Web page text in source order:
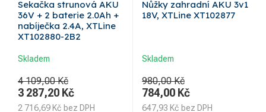
Sekačka strunová AKU
36V + 2 baterie 2.0Ah +
nabíječka 2.4A, XTLine
XT102880-2B2
Skladem
4 109,00 Kč
3 287,20 Kč
2 716,69 Kč bez DPH
Nůžky zahradní AKU 3v1
18V, XTLine XT102877
Skladem
980,00 Kč
784,00 Kč
647,93 Kč bez DPH